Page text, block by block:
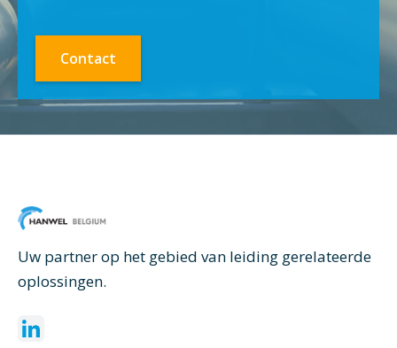
Contact
Uw partner op het gebied van leiding gerelateerde
oplossingen.